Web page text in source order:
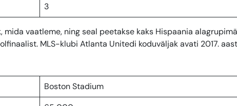
3
vaatleme, ning seal peetakse kaks Hispaania
MLS-klubi Atlanta Unitedi koduväljak avati 2017.
Boston Stadium